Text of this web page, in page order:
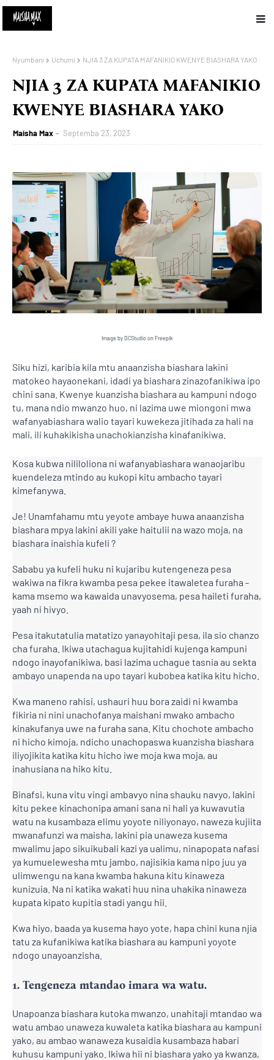
Nyumbani Uchumi NJIA 3 ZA KUPATA MAFANIKIO KWENYE BIASHARA YAKO
NJIA 3 ZA KUPATA MAFANIKIO
KWENYE BIASHARA YAKO
Maisha Max Septemba 23, 2023
Image by DCStudio on Freepik
Siku hizi, karibia kila mtu anaanzisha biashara lakini
matokeo hayaonekani, idadi ya biashara zinazofanikiwa ipo
chini sana. Kwenye kuanzisha biashara au kampuni ndogo
tu, mana ndio mwanzo huo, ni lazima uwe miongoni mwa
wafanyabiashara walio tayari kuwekeza jitihada za hali na
mali, ili kuhakikisha unachokianzisha kinafanikiwa.
Kosa kubwa nililoliona ni wafanyabiashara wanaojaribu
kuendeleza mtindo au kukopi kitu ambacho tayari
kimefanywa.
Je! Unamfahamu mtu yeyote ambaye huwa anaanzisha
biashara mpya lakini akili yake haitulii na wazo moja, na
biashara inaishia kufeli ?
Sababu ya kufeli huku ni kujaribu kutengeneza pesa
wakiwa na fikra kwamba pesa pekee itawaletea furaha -
kama msemo wa kawaida unavyosema, pesa haileti furaha,
yaah ni hivyo.
Pesa itakutatulia matatizo yanayohitaji pesa, ila sio chanzo
cha furaha. Ikiwa utachagua kujitahidi kujenga kampuni
ndogo inayofanikiwa, basi lazima uchague tasnia au sekta
ambayo unapenda na upo tayari kubobea katika kitu hicho.
Kwa maneno rahisi, ushauri huu bora zaidi ni kwamba
fikiria ni nini unachofanya maishani mwako ambacho
kinakufanya uwe na furaha sana. Kitu chochote ambacho
ni hicho kimoja, ndicho unachopaswa kuanzisha biashara
iliyojikita katika kitu hicho iwe moja kwa moja, au
inahusiana na hiko kitu.
Binafsi, kuna vitu vingi ambavyo nina shauku navyo, lakini
kitu pekee kinachonipa amani sana ni hali ya kuwavutia
watu na kusambaza elimu yoyote niliyonayo, naweza kujiita
mwanafunzi wa maisha, lakini pia unaweza kusema
mwalimu japo sikuikubali kazi ya ualimu, ninapopata nafasi
ya kumuelewesha mtu jambo, najisikia kama nipo juu ya
ulimwengu na kana kwamba hakuna kitu kinaweza
kunizuia. Na ni katika wakati huu nina uhakika ninaweza
kupata kipato kupitia stadi yangu hii.
Kwa hiyo, baada ya kusema hayo yote, hapa chini kuna njia
tatu za kufanikiwa katika biashara au kampuni yoyote
ndogo unayoanzisha.
1. Tengeneza mtandao imara wa watu.
Unapoanza biashara kutoka mwanzo, unahitaji mtandao wa
watu ambao unaweza kuwaleta katika biashara au kampuni
yako, au ambao wanaweza kusaidia kusambaza habari
kuhusu kampuni yako. Ikiwa hii ni biashara yako ya kwanza,